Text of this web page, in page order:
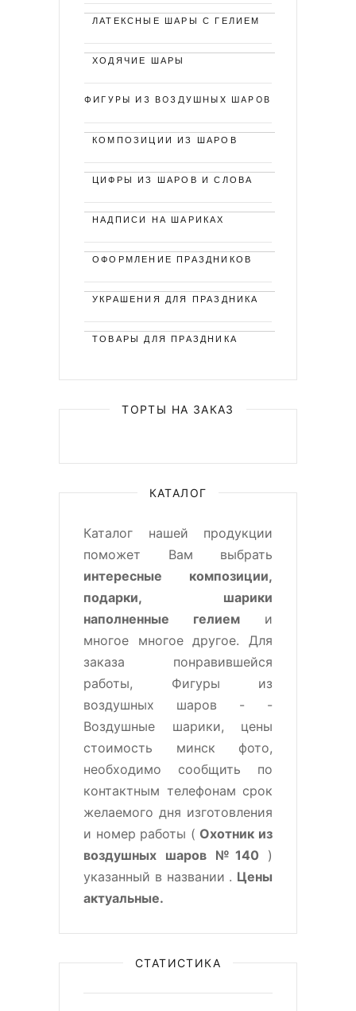
ЛАТЕКСНЫЕ ШАРЫ С ГЕЛИЕМ
ХОДЯЧИЕ ШАРЫ
ФИГУРЫ ИЗ ВОЗДУШНЫХ ШАРОВ
КОМПОЗИЦИИ ИЗ ШАРОВ
ЦИФРЫ ИЗ ШАРОВ И СЛОВА
НАДПИСИ НА ШАРИКАХ
ОФОРМЛЕНИЕ ПРАЗДНИКОВ
УКРАШЕНИЯ ДЛЯ ПРАЗДНИКА
ТОВАРЫ ДЛЯ ПРАЗДНИКА
ТОРТЫ НА ЗАКАЗ
КАТАЛОГ
Каталог нашей продукции
поможет Вам выбрать
интересные композиции,
подарки, шарики
наполненные гелием и
многое многое другое. Для
заказа понравившейся
работы, Фигуры из
воздушных шаров - -
Воздушные шарики, цены
стоимость минск фото,
необходимо сообщить по
контактным телефонам срок
желаемого дня изготовления
и номер работы ( Охотник из
воздушных шаров №140 )
указанный в названии . Цены
актуальные.
СТАТИСТИКА